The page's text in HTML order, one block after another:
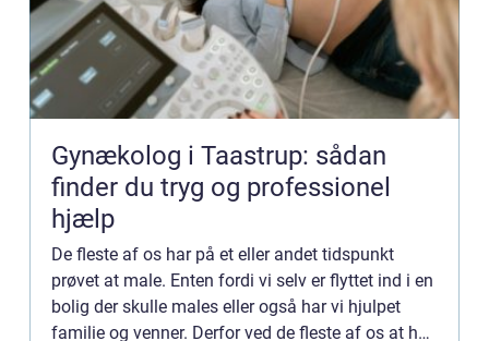
Gynækolog i Taastrup: sådan
finder du tryg og professionel
hjælp
De fleste af os har på et eller andet tidspunkt
prøvet at male. Enten fordi vi selv er flyttet ind i en
bolig der skulle males eller også har vi hjulpet
familie og venner. Derfor ved de fleste af os at helt